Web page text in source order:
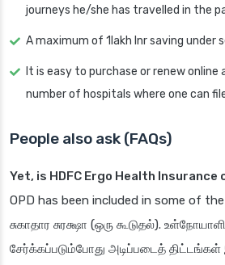
journeys he/she has travelled in the
A maximum of 1lakh Inr saving under
It is easy to purchase or renew online
number of hospitals where one can
People also ask (FAQs)
Yet, is HDFC Ergo Health Insurance
OPD has been included in some of
சுகாதார சுரக்ஷா (ஒரு கூடுதல்).
சேர்க்கப்படும்போது அடிப்படைத்